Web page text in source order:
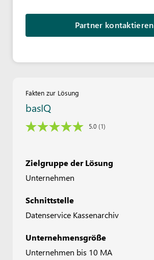
Partner kontaktieren
Fakten zur Lösung
basIQ
5.0 (1)
Zielgruppe der Lösung
Unternehmen
Schnittstelle
Datenservice Kassenarchiv
Unternehmensgröße
Unternehmen bis 10 MA